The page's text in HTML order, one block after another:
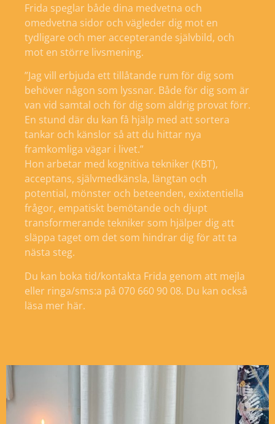
Frida speglar både dina medvetna och
omedvetna sidor och vägleder dig mot en
tydligare och mer accepterande självbild, och
mot en större livsmening.
”Jag vill erbjuda ett tillåtande rum för dig som
behöver någon som lyssnar. Både för dig som är
van vid samtal och för dig som aldrig provat förr.
En stund där du kan få hjälp med att sortera
tankar och känslor så att du hittar nya
framkomliga vägar i livet.”
Hon arbetar med kognitiva tekniker (KBT),
acceptans, självmedkänsla, längtan och
potential, mönster och beteenden, exixtentiella
frågor, empatiskt bemötande och djupt
transformerande tekniker som hjälper dig att
släppa taget om det som hindrar dig för att ta
nästa steg.
Du kan boka tid/kontakta Frida genom att mejla
eller ringa/sms:a på 070 660 90 08. Du kan också
läsa mer här.